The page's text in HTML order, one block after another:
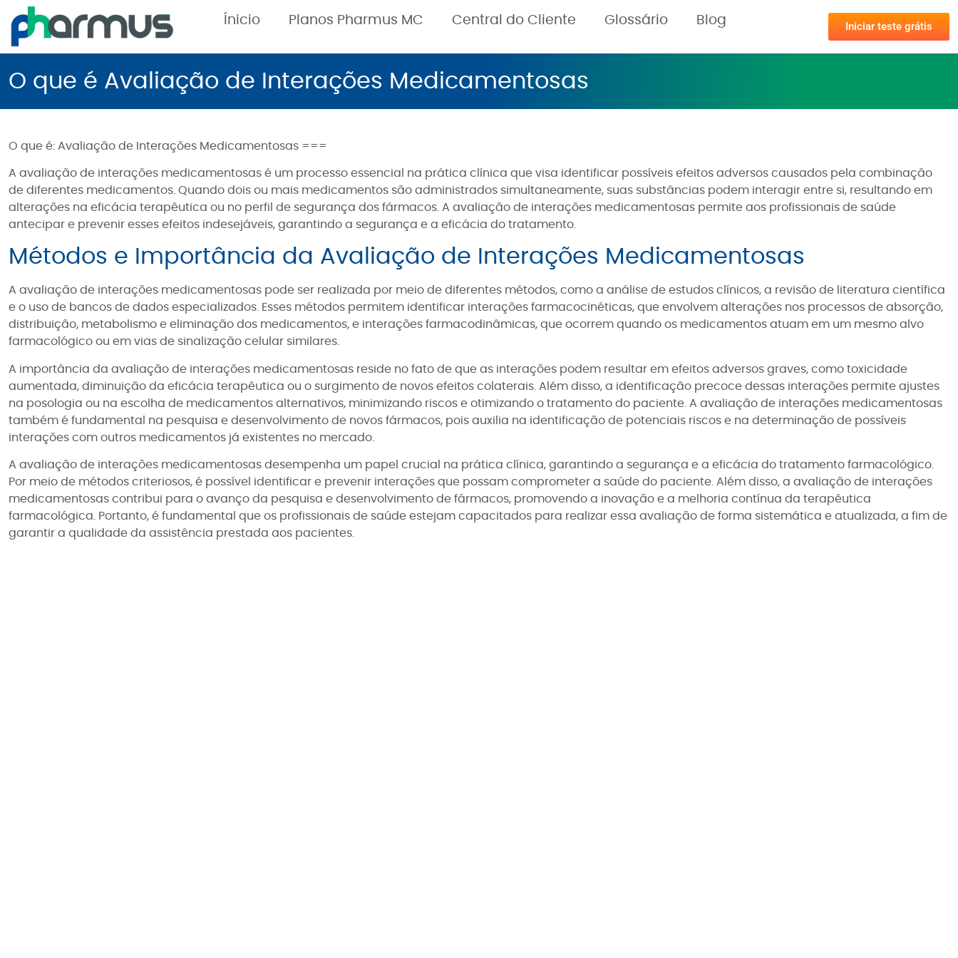
Ínicio Planos Pharmus MC Central do Cliente Glossário Blog Iniciar teste grátis
O que é Avaliação de Interações Medicamentosas
O que é: Avaliação de Interações Medicamentosas ===
A avaliação de interações medicamentosas é um processo essencial na prática clínica que visa identificar possíveis efeitos adversos causados pela combinação
de diferentes medicamentos. Quando dois ou mais medicamentos são administrados simultaneamente, suas substâncias podem interagir entre si, resultando em
alterações na eficácia terapêutica ou no perfil de segurança dos fármacos. A avaliação de interações medicamentosas permite aos profissionais de saúde
antecipar e prevenir esses efeitos indesejáveis, garantindo a segurança e a eficácia do tratamento.
Métodos e Importância da Avaliação de Interações Medicamentosas
A avaliação de interações medicamentosas pode ser realizada por meio de diferentes métodos, como a análise de estudos clínicos, a revisão de literatura científica
e o uso de bancos de dados especializados. Esses métodos permitem identificar interações farmacocinéticas, que envolvem alterações nos processos de absorção,
distribuição, metabolismo e eliminação dos medicamentos, e interações farmacodinâmicas, que ocorrem quando os medicamentos atuam em um mesmo alvo
farmacológico ou em vias de sinalização celular similares.
A importância da avaliação de interações medicamentosas reside no fato de que as interações podem resultar em efeitos adversos graves, como toxicidade
aumentada, diminuição da eficácia terapêutica ou o surgimento de novos efeitos colaterais. Além disso, a identificação precoce dessas interações permite ajustes
na posologia ou na escolha de medicamentos alternativos, minimizando riscos e otimizando o tratamento do paciente. A avaliação de interações medicamentosas
também é fundamental na pesquisa e desenvolvimento de novos fármacos, pois auxilia na identificação de potenciais riscos e na determinação de possíveis
interações com outros medicamentos já existentes no mercado.
A avaliação de interações medicamentosas desempenha um papel crucial na prática clínica, garantindo a segurança e a eficácia do tratamento farmacológico.
Por meio de métodos criteriosos, é possível identificar e prevenir interações que possam comprometer a saúde do paciente. Além disso, a avaliação de interações
medicamentosas contribui para o avanço da pesquisa e desenvolvimento de fármacos, promovendo a inovação e a melhoria contínua da terapêutica
farmacológica. Portanto, é fundamental que os profissionais de saúde estejam capacitados para realizar essa avaliação de forma sistemática e atualizada, a fim de
garantir a qualidade da assistência prestada aos pacientes.